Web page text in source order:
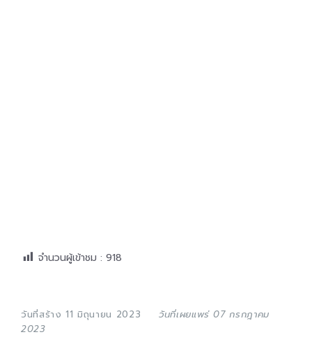
จำนวนผู้เข้าชม : 918
วันที่สร้าง 11 มิถุนายน 2023
วันที่เผยแพร่ 07 กรกฎาคม
2023